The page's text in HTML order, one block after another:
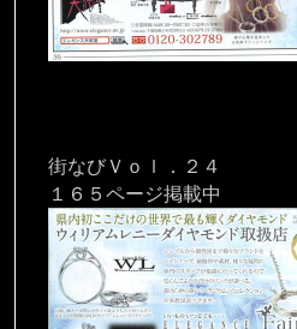
街なびＶｏｌ．２４
１６５ページ掲載中